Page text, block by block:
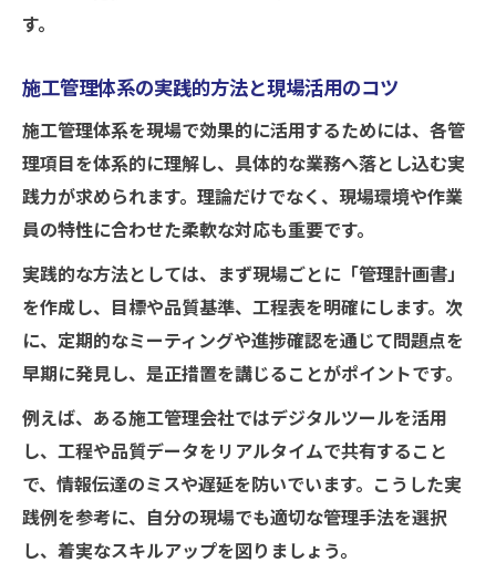
す。
施工管理体系の実践的方法と現場活用のコツ
施工管理体系を現場で効果的に活用するためには、各管
理項目を体系的に理解し、具体的な業務へ落とし込む実
践力が求められます。理論だけでなく、現場環境や作業
員の特性に合わせた柔軟な対応も重要です。
実践的な方法としては、まず現場ごとに「管理計画書」
を作成し、目標や品質基準、工程表を明確にします。次
に、定期的なミーティングや進捗確認を通じて問題点を
早期に発見し、是正措置を講じることがポイントです。
例えば、ある施工管理会社ではデジタルツールを活用
し、工程や品質データをリアルタイムで共有すること
で、情報伝達のミスや遅延を防いでいます。こうした実
践例を参考に、自分の現場でも適切な管理手法を選択
し、着実なスキルアップを図りましょう。